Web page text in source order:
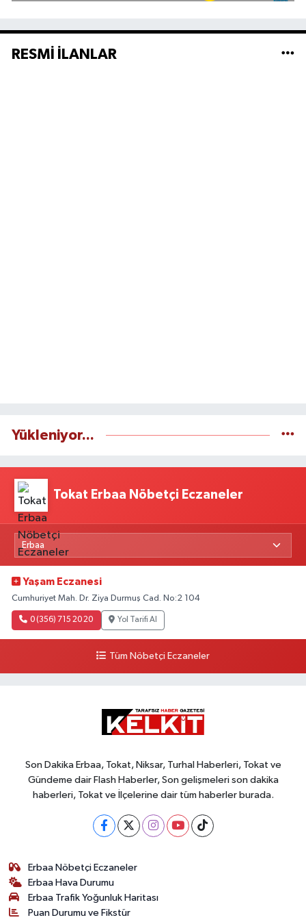
RESMİ İLANLAR
Yükleniyor...
Tokat Erbaa Nöbetçi Eczaneler
Yaşam Eczanesi
Cumhuriyet Mah. Dr. Ziya Durmuş Cad. No:2 104
0 (356) 715 20 20 Yol Tarifi Al
Tüm Nöbetçi Eczaneler
Son Dakika Erbaa, Tokat, Niksar, Turhal Haberleri, Tokat ve
Gündeme dair Flash Haberler, Son gelişmeleri son dakika
haberleri, Tokat ve İlçelerine dair tüm haberler burada.
Erbaa Nöbetçi Eczaneler
Erbaa Hava Durumu
Erbaa Trafik Yoğunluk Haritası
Puan Durumu ve Fikstür